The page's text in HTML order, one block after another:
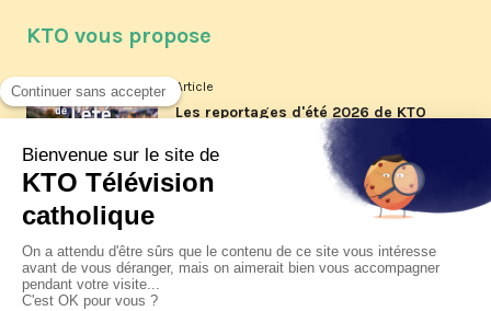
KTO vous propose
Article
Les reportages d'été 2026 de KTO
Article
La visite pastorale du pape Léon
jeudi 6 août